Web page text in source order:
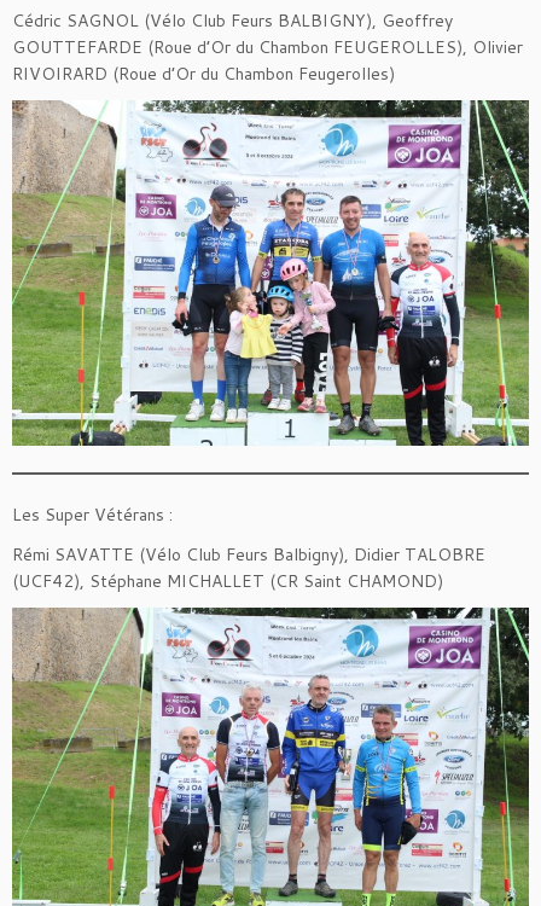
Cédric SAGNOL (Vélo Club Feurs BALBIGNY), Geoffrey
GOUTTEFARDE (Roue d’Or du Chambon FEUGEROLLES), Olivier
RIVOIRARD (Roue d’Or du Chambon Feugerolles)
Les Super Vétérans :
Rémi SAVATTE (Vélo Club Feurs Balbigny), Didier TALOBRE
(UCF42), Stéphane MICHALLET (CR Saint CHAMOND)